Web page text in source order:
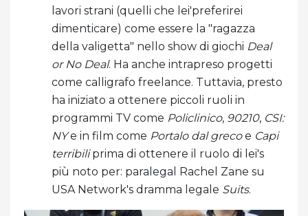
lavori strani (quelli che lei'preferirei
dimenticare) come essere la "ragazza
della valigetta" nello show di giochi Deal
or No Deal. Ha anche intrapreso progetti
come calligrafo freelance. Tuttavia, presto
ha iniziato a ottenere piccoli ruoli in
programmi TV come Policlinico, 90210, CSI:
NYe in film come Portalo dal grecoe Capi
terribiliprima di ottenere il ruolo di lei's
più noto per: paralegal Rachel Zane su
USA Network's dramma legale Suits.